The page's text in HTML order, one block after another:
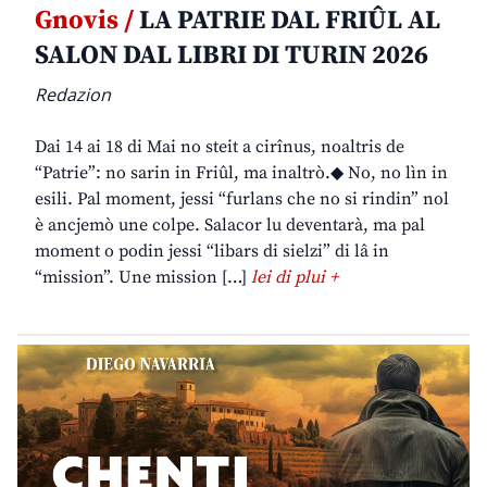
Gnovis /LA PATRIE DAL FRIÛL AL
SALON DAL LIBRI DI TURIN 2026
Redazion
Dai 14 ai 18 di Mai no steit a cirînus, noaltris de
“Patrie”: no sarin in Friûl, ma inaltrò.◆ No, no lìn in
esili. Pal moment, jessi “furlans che no si rindin” nol
è ancjemò une colpe. Salacor lu deventarà, ma pal
moment o podin jessi “libars di sielzi” di lâ in
“mission”. Une mission […] lei di plui +